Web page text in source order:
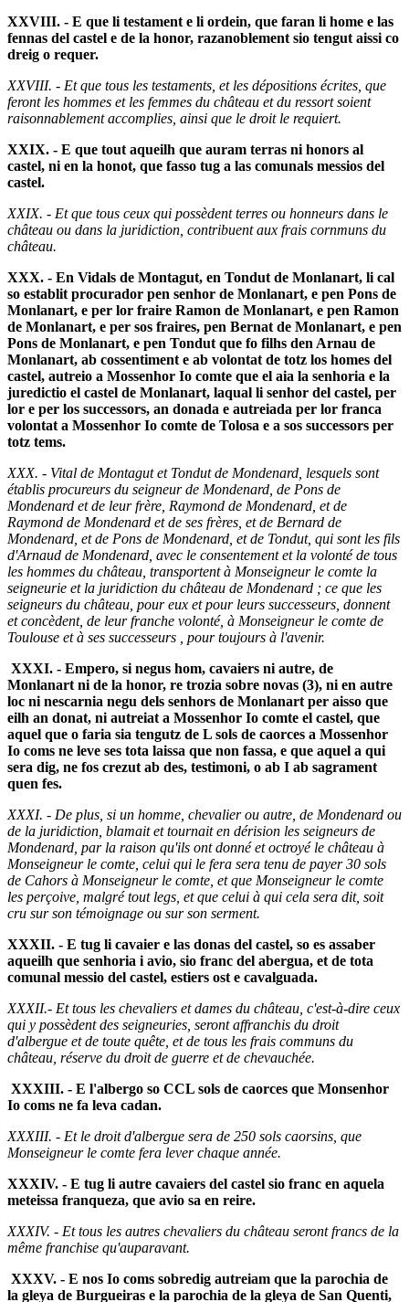
XXVIII. - E que li testament e li ordein, que faran li home e las
fennas del castel e de la honor, razanoblement sio tengut aissi co
dreig o requer.
XXVIII. - Et que tous les testaments, et les dépositions écrites, que
feront les hommes et les femmes du château et du ressort soient
raisonnablement accomplies, ainsi que le droit le requiert.
XXIX. - E que tout aqueilh que auram terras ni honors al
castel, ni en la honot, que fasso tug a las comunals messios del
castel.
XXIX. - Et que tous ceux qui possèdent terres ou honneurs dans le
château ou dans la juridiction, contribuent aux frais cornmuns du
château.
XXX. - En Vidals de Montagut, en Tondut de Monlanart, li cal
so establit procurador pen senhor de Monlanart, e pen Pons de
Monlanart, e per lor fraire Ramon de Monlanart, e pen Ramon
de Monlanart, e per sos fraires, pen Bernat de Monlanart, e pen
Pons de Monlanart, e pen Tondut que fo filhs den Arnau de
Monlanart, ab cossentiment e ab volontat de totz los homes del
castel, autreio a Mossenhor Io comte que el aia la senhoria e la
juredictio el castel de Monlanart, laqual li senhor del castel, per
lor e per los successors, an donada e autreiada per lor franca
volontat a Mossenhor Io comte de Tolosa e a sos successors per
totz tems.
XXX. - Vital de Montagut et Tondut de Mondenard, lesquels sont
établis procureurs du seigneur de Mondenard, de Pons de
Mondenard et de leur frère, Raymond de Mondenard, et de
Raymond de Mondenard et de ses frères, et de Bernard de
Mondenard, et de Pons de Mondenard, et de Tondut, qui sont les fils
d'Arnaud de Mondenard, avec le consentement et la volonté de tous
les hommes du château, transportent à Monseigneur le comte la
seigneurie et la juridiction du château de Mondenard ; ce que les
seigneurs du château, pour eux et pour leurs successeurs, donnent
et concèdent, de leur franche volonté, à Monseigneur le comte de
Toulouse et à ses successeurs , pour toujours à l'avenir.
XXXI. - Empero, si negus hom, cavaiers ni autre, de
Monlanart ni de la honor, re trozia sobre novas (3), ni en autre
loc ni nescarnia negu dels senhors de Monlanart per aisso que
eilh an donat, ni autreiat a Mossenhor Io comte el castel, que
aquel que o faria sia tengutz de L sols de caorces a Mossenhor
Io coms ne leve ses tota laissa que non fassa, e que aquel a qui
sera dig, ne fos crezut ab des, testimoni, o ab I ab sagrament
quen fes.
XXXI. - De plus, si un homme, chevalier ou autre, de Mondenard ou
de la juridiction, blamait et tournait en dérision les seigneurs de
Mondenard, par la raison qu'ils ont donné et octroyé le château à
Monseigneur le comte, celui qui le fera sera tenu de payer 30 sols
de Cahors à Monseigneur le comte, et que Monseigneur le comte
les perçoive, malgré tout legs, et que celui à qui cela sera dit, soit
cru sur son témoignage ou sur son serment.
XXXII. - E tug li cavaier e las donas del castel, so es assaber
aqueilh que senhoria i avio, sio franc del abergua, et de tota
comunal messio del castel, estiers ost e cavalguada.
XXXII.- Et tous les chevaliers et dames du château, c'est-à-dire ceux
qui y possèdent des seigneuries, seront affranchis du droit
d'albergue et de toute quête, et de tous les frais communs du
château, réserve du droit de guerre et de chevauchée.
XXXIII. - E l'albergo so CCL sols de caorces que Monsenhor
Io coms ne fa leva cadan.
XXXIII. - Et le droit d'albergue sera de 250 sols caorsins, que
Monseigneur le comte fera lever chaque année.
XXXIV. - E tug li autre cavaiers del castel sio franc en aquela
meteissa franqueza, que avio sa en reire.
XXXIV. - Et tous les autres chevaliers du château seront francs de la
même franchise qu'auparavant.
XXXV. - E nos Io coms sobredig autreiam que la parochia de
la gleya de Burgueiras e la parochia de la gleya de San Quenti,